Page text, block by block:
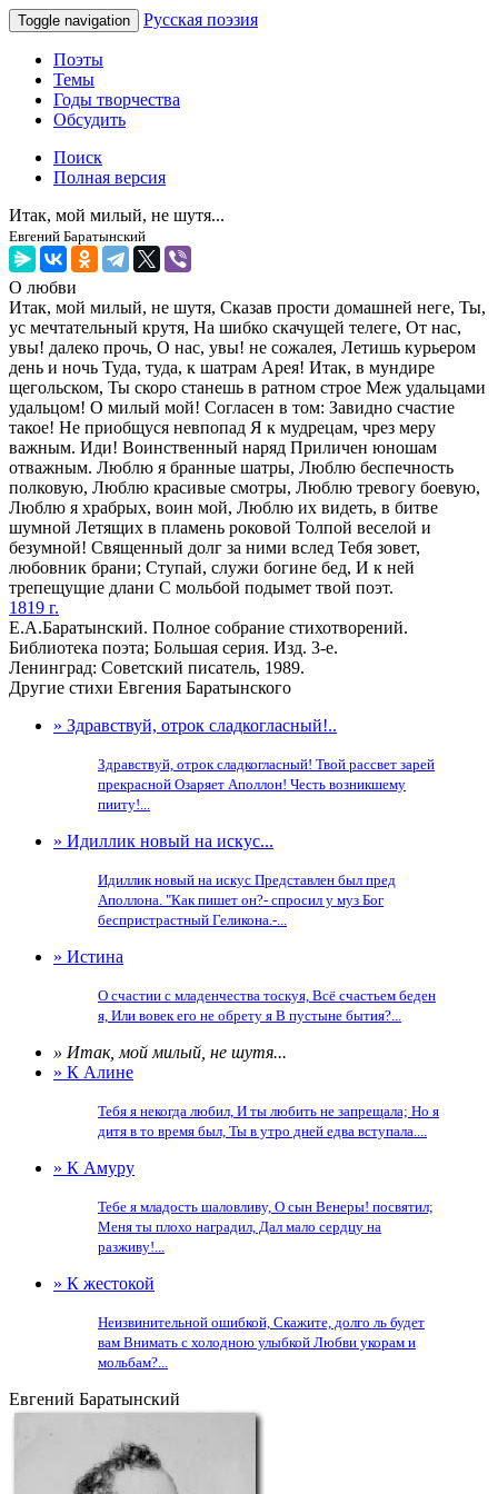
Toggle navigation Русская поэзия
Поэты
Темы
Годы творчества
Обсудить
Поиск
Полная версия
Итак, мой милый, не шутя...
Евгений Баратынский
О любви
Итак, мой милый, не шутя, Сказав прости домашней неге, Ты,
ус мечтательный крутя, На шибко скачущей телеге, От нас,
увы! далеко прочь, О нас, увы! не сожалея, Летишь курьером
день и ночь Туда, туда, к шатрам Арея! Итак, в мундире
щегольском, Ты скоро станешь в ратном строе Меж удальцами
удальцом! О милый мой! Согласен в том: Завидно счастие
такое! Не приобщуся невпопад Я к мудрецам, чрез меру
важным. Иди! Воинственный наряд Приличен юношам
отважным. Люблю я бранные шатры, Люблю беспечность
полковую, Люблю красивые смотры, Люблю тревогу боевую,
Люблю я храбрых, воин мой, Люблю их видеть, в битве
шумной Летящих в пламень роковой Толпой веселой и
безумной! Священный долг за ними вслед Тебя зовет,
любовник брани; Ступай, служи богине бед, И к ней
трепещущие длани С мольбой подымет твой поэт.
1819 г.
Е.А.Баратынский. Полное собрание стихотворений.
Библиотека поэта; Большая серия. Изд. 3-е.
Ленинград: Советский писатель, 1989.
Другие стихи Евгения Баратынского
» Здравствуй, отрок сладкогласный!..
Здравствуй, отрок сладкогласный! Твой рассвет зарей
прекрасной Озаряет Аполлон! Честь возникшему
пииту!...
» Идиллик новый на искус...
Идиллик новый на искус Представлен был пред
Аполлона. "Как пишет он?- спросил у муз Бог
беспристрастный Геликона.-...
» Истина
О счастии с младенчества тоскуя, Всё счастьем беден
я, Или вовек его не обрету я В пустыне бытия?...
» Итак, мой милый, не шутя...
» К Алине
Тебя я некогда любил, И ты любить не запрещала; Но я
дитя в то время был, Ты в утро дней едва вступала....
» К Амуру
Тебе я младость шаловливу, О сын Венеры! посвятил;
Меня ты плохо наградил, Дал мало сердцу на
разживу!...
» К жестокой
Неизвинительной ошибкой, Скажите, долго ль будет
вам Внимать с холодною улыбкой Любви укорам и
мольбам?...
Евгений Баратынский